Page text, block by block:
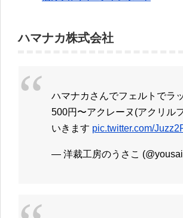
ハマナカ株式会社
ハマナカさんでフェルトでラ
500円〜アクレーヌ(アクリル
いきます pic.twitter.com/
— 洋裁工房のうさこ